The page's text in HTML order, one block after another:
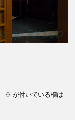
※ が付いている欄は